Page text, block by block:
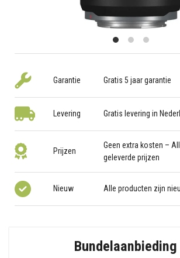
Garantie Gratis 5 jaar garantie
Levering Gratis levering in
Prijzen
Geen extra kosten –
geleverde prijzen
Nieuw Alle producten zijn
Bundelaanbieding